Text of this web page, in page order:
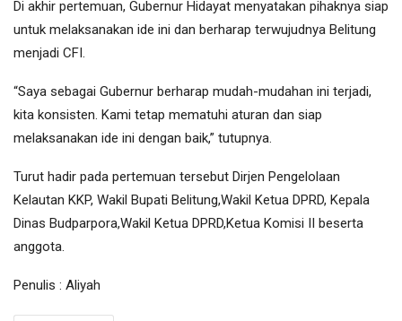
Di akhir pertemuan, Gubernur Hidayat menyatakan pihaknya siap
untuk melaksanakan ide ini dan berharap terwujudnya Belitung
menjadi CFI.
“Saya sebagai Gubernur berharap mudah-mudahan ini terjadi,
kita konsisten. Kami tetap mematuhi aturan dan siap
melaksanakan ide ini dengan baik,” tutupnya.
Turut hadir pada pertemuan tersebut Dirjen Pengelolaan
Kelautan KKP, Wakil Bupati Belitung,Wakil Ketua DPRD, Kepala
Dinas Budparpora,Wakil Ketua DPRD,Ketua Komisi II beserta
anggota.
Penulis : Aliyah